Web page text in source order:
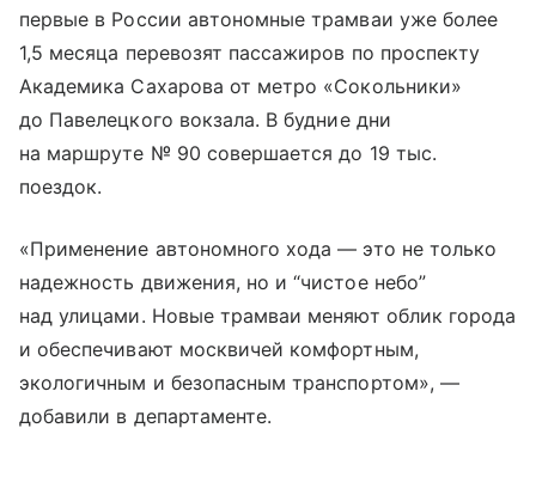
первые в России автономные трамваи уже более
1,5 месяца перевозят пассажиров по проспекту
Академика Сахарова от метро «Сокольники»
до Павелецкого вокзала. В будние дни
на маршруте № 90 совершается до 19 тыс.
поездок.
«Применение автономного хода — это не только
надежность движения, но и “чистое небо”
над улицами. Новые трамваи меняют облик города
и обеспечивают москвичей комфортным,
экологичным и безопасным транспортом», —
добавили в департаменте.